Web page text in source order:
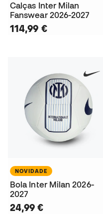
Calças Inter Milan
Fanswear 2026-2027
114,99 €
NOVIDADE
Bola Inter Milan 2026-
2027
24,99 €